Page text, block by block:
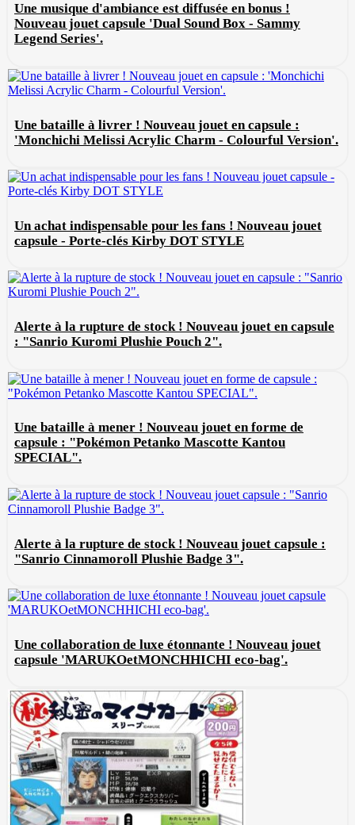
Une musique d'ambiance est diffusée en bonus !
Nouveau jouet capsule 'Dual Sound Box - Sammy
Legend Series'.
Une bataille à livrer ! Nouveau jouet en capsule :
'Monchichi Melissi Acrylic Charm - Colourful Version'.
Un achat indispensable pour les fans ! Nouveau jouet
capsule - Porte-clés Kirby DOT STYLE
Alerte à la rupture de stock ! Nouveau jouet en capsule
: "Sanrio Kuromi Plushie Pouch 2".
Une bataille à mener ! Nouveau jouet en forme de
capsule : "Pokémon Petanko Mascotte Kantou
SPECIAL".
Alerte à la rupture de stock ! Nouveau jouet capsule :
"Sanrio Cinnamoroll Plushie Badge 3".
Une collaboration de luxe étonnante ! Nouveau jouet
capsule 'MARUKOetMONCHHICHI eco-bag'.